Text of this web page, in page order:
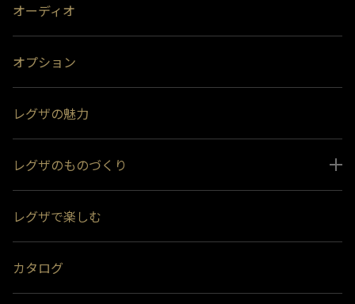
オーディオ
オプション
レグザの魅力
レグザのものづくり
受賞履歴
おすすめ番組
レグザで楽しむ
カタログ